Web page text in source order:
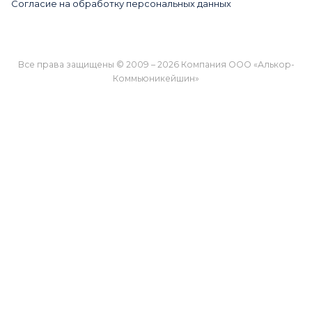
Согласие на обработку персональных данных
Все права защищены © 2009 – 2026 Компания ООО «Алькор-
Коммьюникейшин»